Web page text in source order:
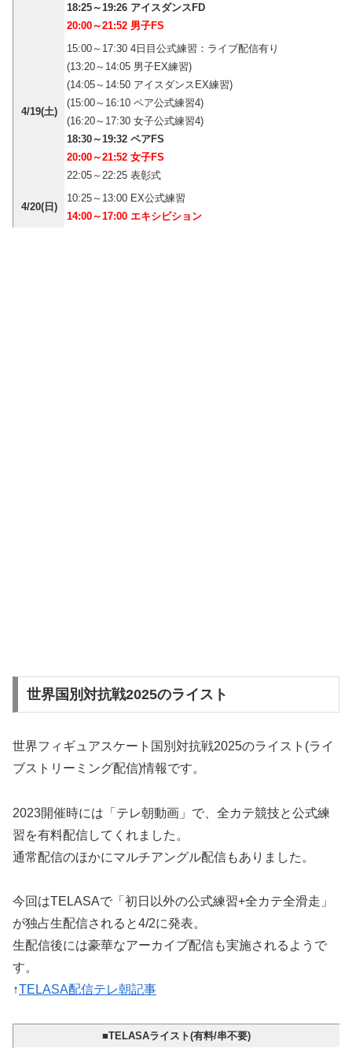
18:25～19:26 アイスダンスFD
20:00～21:52 男子FS
4/19(土)
15:00～17:30 4日目公式練習：ライブ配信有り
(13:20～14:05 男子EX練習)
(14:05～14:50 アイスダンスEX練習)
(15:00～16:10 ペア公式練習4)
(16:20～17:30 女子公式練習4)
18:30～19:32 ペアFS
20:00～21:52 女子FS
22:05～22:25 表彰式
4/20(日)
10:25～13:00 EX公式練習
14:00～17:00 エキシビション
世界国別対抗戦2025のライスト
世界フィギュアスケート国別対抗戦2025のライスト(ライ
ブストリーミング配信)情報です。
2023開催時には「テレ朝動画」で、全カテ競技と公式練
習を有料配信してくれました。
通常配信のほかにマルチアングル配信もありました。
今回はTELASAで「初日以外の公式練習+全カテ全滑走」
が独占生配信されると4/2に発表。
生配信後には豪華なアーカイブ配信も実施されるようで
す。
↑TELASA配信テレ朝記事
■TELASAライスト(有料/串不要)